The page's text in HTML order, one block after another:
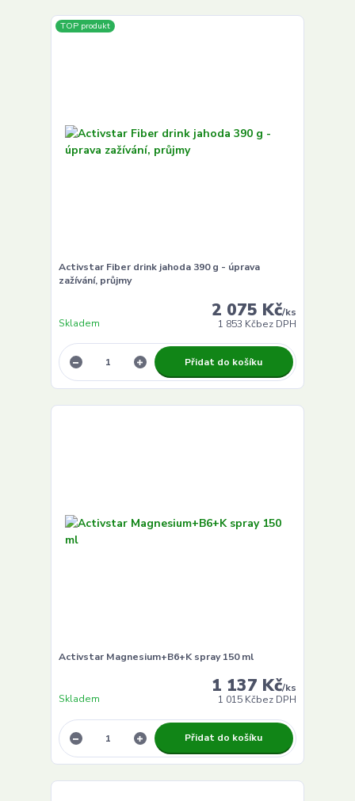
TOP produkt
Activstar Fiber drink jahoda 390 g - úprava
zažívání, průjmy
2 075 Kč/ks
1 853 Kčbez DPH
Skladem
Přidat do košíku
Activstar Magnesium+B6+K spray 150 ml
1 137 Kč/ks
1 015 Kčbez DPH
Skladem
Přidat do košíku